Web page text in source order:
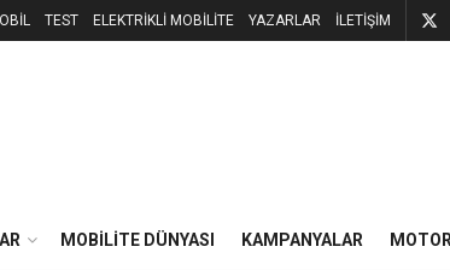
TEST ELEKTRİKLİ MOBİLİTE YAZARLAR İLETİŞİM
MOBİLİTE DÜNYASI KAMPANYALAR